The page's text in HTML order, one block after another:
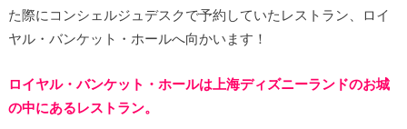
た際にコンシェルジュデスクで予約していたレストラン、ロイ
ヤル・バンケット・ホールへ向かいます！
ロイヤル・バンケット・ホールは上海ディズニーランドのお城
の中にあるレストラン。